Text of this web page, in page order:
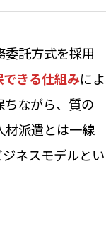
託方式を採用
きる仕組みによ
ちながら、質の
材派遣とは一線
ネスモデルとい